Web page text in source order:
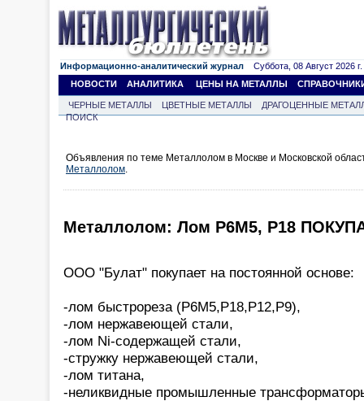
Информационно-аналитический журнал Суббота, 08 Август 2026 г.
НОВОСТИ
АНАЛИТИКА ЦЕНЫ НА МЕТАЛЛЫ
ЧЕРНЫЕ МЕТАЛЛЫ ЦВЕТНЫЕ МЕТАЛЛЫ
ДРАГОЦЕННЫЕ
ПОИСК
Объявления по теме Металлолом в Москве и Московской
Металлолом.
Металлолом: Лом Р6М5, Р18
ООО "Булат" покупает на постоянной основе:
-лом быстрореза (Р6М5,Р18,Р12,Р9),
-лом нержавеющей стали,
-лом Ni-содержащей стали,
-стружку нержавеющей стали,
-лом титана,
-неликвидные промышленные